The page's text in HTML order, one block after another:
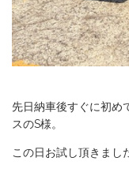
先日納車後すぐに初め
スのS様。
この日お試し頂きまし